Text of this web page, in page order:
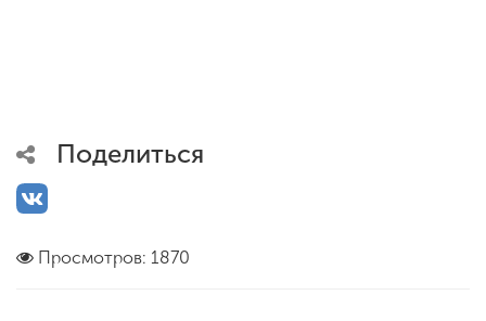
Поделиться
Просмотров: 1870